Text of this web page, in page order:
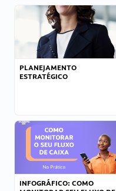
PLANEJAMENTO
ESTRATÉGICO
INFOGRÁFICO: COMO